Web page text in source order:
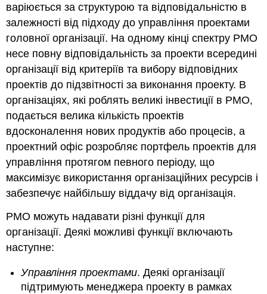
варіюється за структурою та відповідальністю в
залежності від підходу до управління проектами
головної організації. На одному кінці спектру PMO
несе повну відповідальність за проекти всередині
організації від критеріїв та вибору відповідних
проектів до підзвітності за виконання проекту. В
організаціях, які роблять великі інвестиції в PMO,
подається велика кількість проектів
вдосконалення нових продуктів або процесів, а
проектний офіс розробляє портфель проектів для
управління протягом певного періоду, що
максимізує використання організаційних ресурсів і
забезпечує найбільшу віддачу від організація.
PMO можуть надавати різні функції для
організації. Деякі можливі функції включають
наступне:
Управління проектами. Деякі організації
підтримують менеджера проекту в рамках